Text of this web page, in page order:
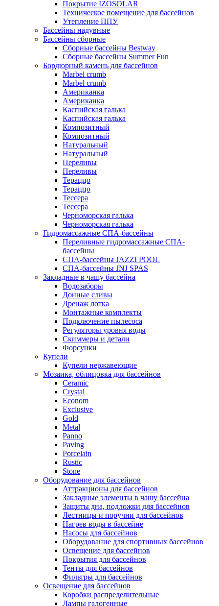
Покрытие IZOSOLAR
Техническое помещение для бассейнов
Утепление ППУ
Бассейны надувные
Бассейны сборные
Сборные бассейны Bestway
Сборные бассейны Summer Fun
Бордюрный камень для бассейнов
Marbel crumb
Marbel crumb
Американка
Американка
Каспийская галька
Каспийская галька
Композитный
Композитный
Натуральный
Натуральный
Переливы
Переливы
Тераццо
Тераццо
Тессера
Тессера
Черноморская галька
Черноморская галька
Гидромассажные СПА-бассейны
Переливные гидромассажные СПА-
бассейны
СПА-бассейны JAZZI POOL
СПА-бассейны JNJ SPAS
Закладные в чашу бассейна
Водозаборы
Донные сливы
Дренаж лотка
Монтажные комплекты
Подключение пылесоса
Регуляторы уровня воды
Скиммеры и детали
Форсунки
Купели
Купели нержавеющие
Мозаика, облицовка для бассейнов
Ceramic
Crystal
Econom
Exclusive
Gold
Metal
Panno
Paving
Porcelain
Rustic
Stone
Оборудование для бассейнов
Аттракционы для бассейнов
Закладные элементы в чашу бассейна
Защиты дна, подложки для бассейнов
Лестницы и поручни для бассейнов
Нагрев воды в бассейне
Насосы для бассейнов
Оборудование для спортивных бассейнов
Освещение для бассейнов
Покрытия для бассейнов
Тенты для бассейнов
Фильтры для бассейнов
Освещение для бассейнов
Коробки распределительные
Лампы галогенные